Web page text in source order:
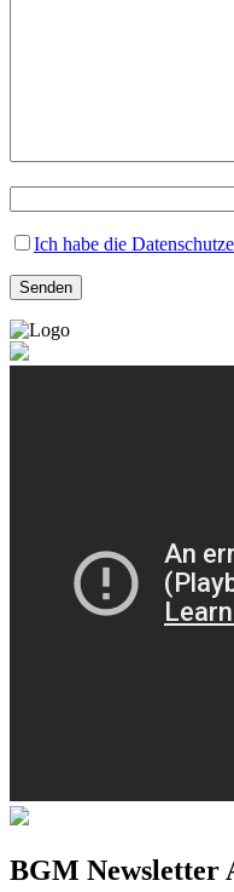
Ich habe die
BGM Newsletter